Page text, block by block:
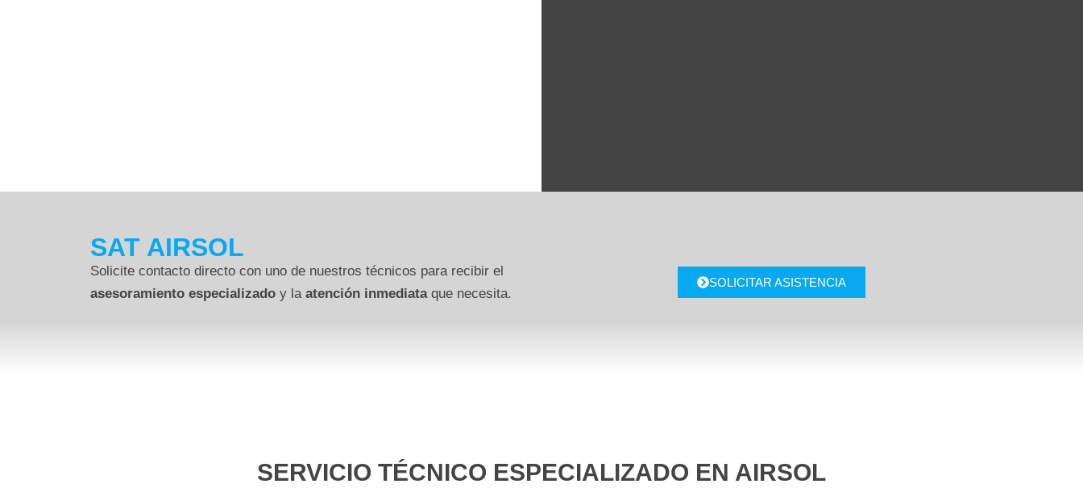
SAT AIRSOL
Solicite contacto directo con uno de nuestros técnicos para recibir el
asesoramiento especializado y la atención inmediataque necesita.
SOLICITAR ASISTENCIA
SERVICIO TÉCNICO ESPECIALIZADO EN AIRSOL